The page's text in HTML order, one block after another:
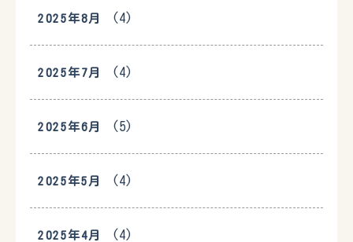
2025年8月 (4)
2025年7月 (4)
2025年6月 (5)
2025年5月 (4)
2025年4月 (4)